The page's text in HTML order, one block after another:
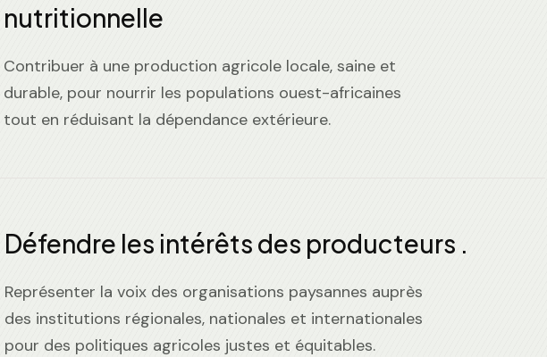
nutritionnelle
Contribuer à une production agricole locale, saine et
durable, pour nourrir les populations ouest-africaines
tout en réduisant la dépendance extérieure.
Défendre les intérêts des producteurs .
Représenter la voix des organisations paysannes auprès
des institutions régionales, nationales et internationales
pour des politiques agricoles justes et équitables.